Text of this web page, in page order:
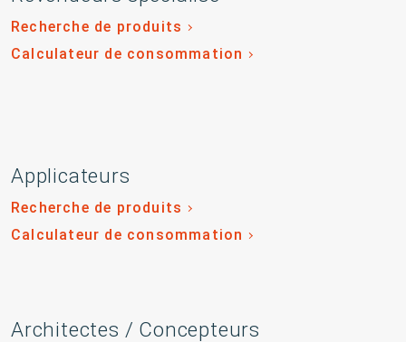
Recherche de produits
Calculateur de consommation
Applicateurs
Recherche de produits
Calculateur de consommation
Architectes / Concepteurs